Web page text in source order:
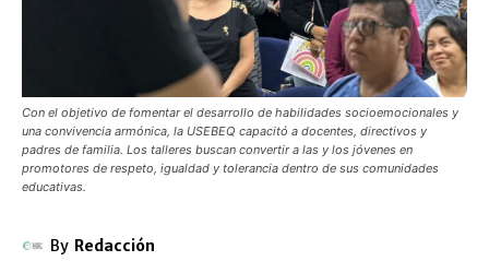
Con el objetivo de fomentar el desarrollo de habilidades socioemocionales y
una convivencia armónica, la USEBEQ capacitó a docentes, directivos y
padres de familia. Los talleres buscan convertir a las y los jóvenes en
promotores de respeto, igualdad y tolerancia dentro de sus comunidades
educativas.
By Redacción